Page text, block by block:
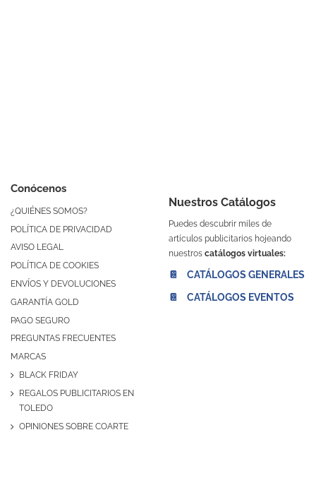
Conócenos
¿QUIÉNES SOMOS?
POLÍTICA DE PRIVACIDAD
AVISO LEGAL
POLÍTICA DE COOKIES
ENVÍOS Y DEVOLUCIONES
GARANTÍA GOLD
PAGO SEGURO
PREGUNTAS FRECUENTES
MARCAS
BLACK FRIDAY
REGALOS PUBLICITARIOS EN
TOLEDO
OPINIONES SOBRE COARTE
Nuestros Catálogos
Puedes descubrir miles de
artículos publicitarios hojeando
nuestros catálogos virtuales:
📔 CATÁLOGOS GENERALES
📔 CATÁLOGOS EVENTOS